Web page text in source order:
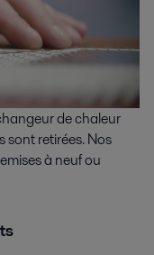
de chaleur
sont retirées. Nos
à neuf ou